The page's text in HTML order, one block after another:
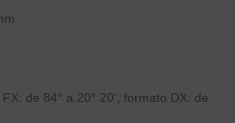
de 84° a 20° 20', formato DX: de